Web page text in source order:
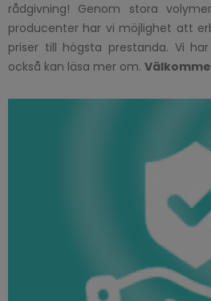
rådgivning! Genom stora
producenter har vi möjlighet att
priser till högsta prestanda. Vi
också kan läsa mer om.